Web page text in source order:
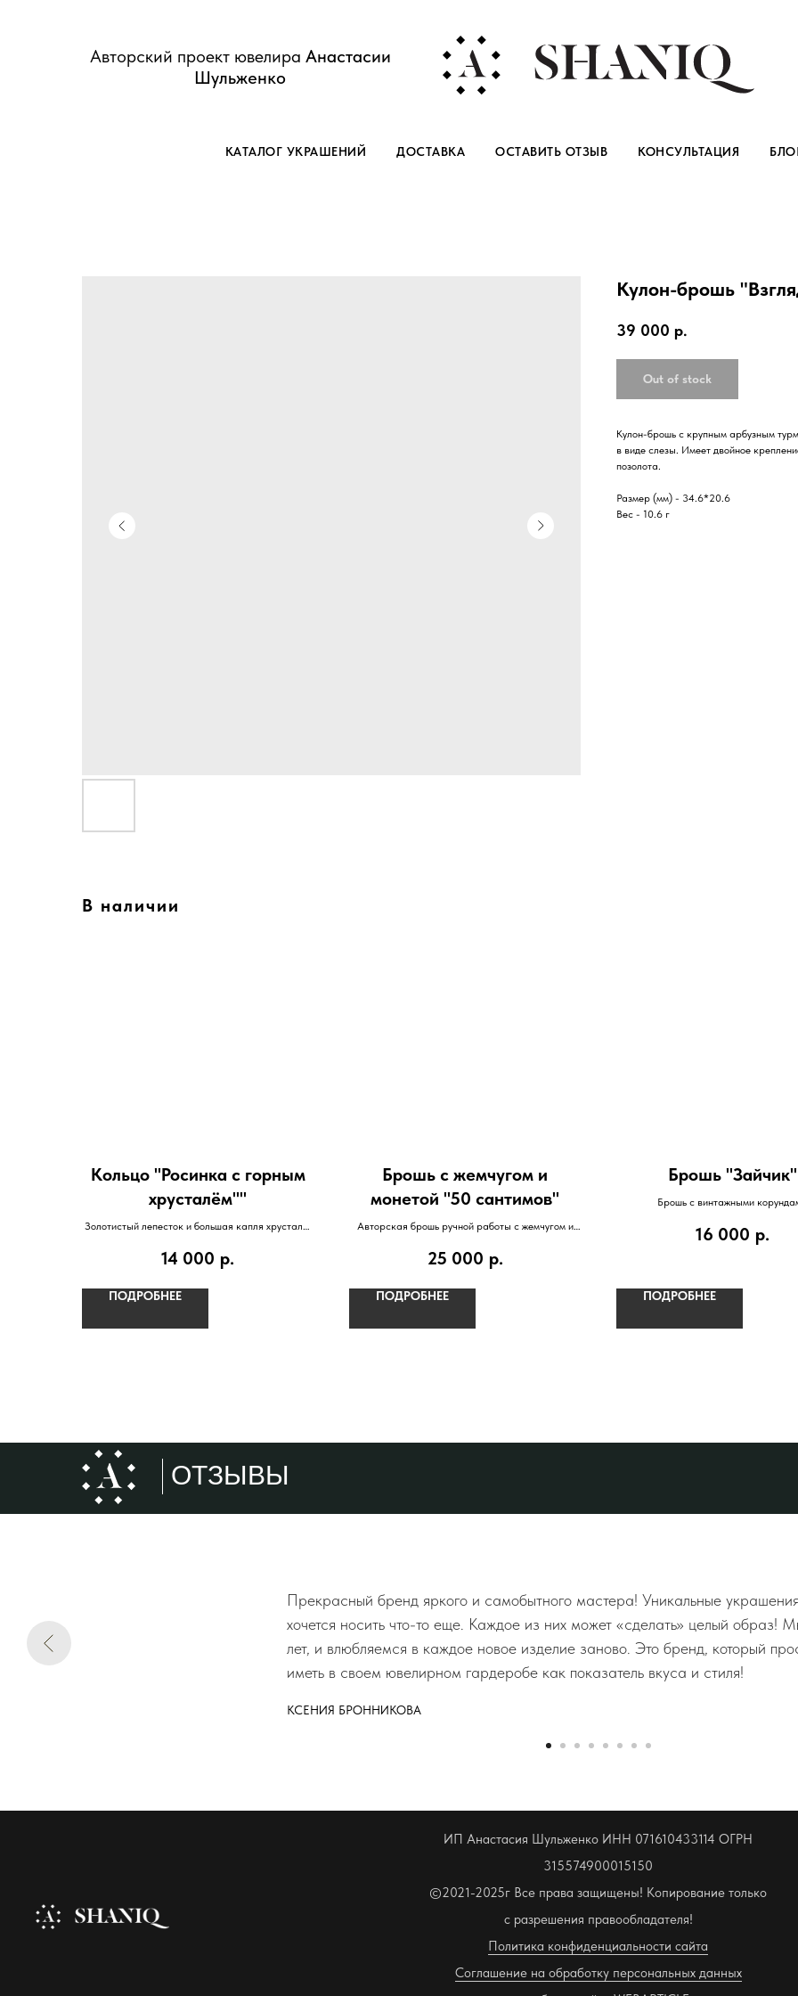
Авторский проект ювелира Анастасии
Шульженко
КАТАЛОГ УКРАШЕНИЙ ДОСТАВКА ОСТАВИТЬ ОТЗЫВ КОНСУЛЬТАЦИЯ
Кулон-брошь
39 000 р.
Out of stock
Кулон-брошь с крупным арбузным
в виде слезы. Имеет двойное
позолота.
Размер (мм) - 34.6*20.6
Вес - 10.6 г
В наличии
Кольцо "Росинка с горным
хрусталём""
Золотистый лепесток и большая капля хрусталя.
элегантность!
14 000 р.
ПОДРОБНЕЕ
Брошь с жемчугом и
монетой "50 сантимов"
Авторская брошь ручной работы с жемчугом и
25 000 р.
ПОДРОБНЕЕ
Брошь "Зайчик"
Брошь с винтажными
16 000 р.
ПОДРОБНЕЕ
ОТЗЫВЫ
Прекрасный бренд яркого и самобытного мастера! Уникальные
хочется носить что-то еще. Каждое из них может «сделать» целый образ!
лет, и влюбляемся в каждое новое изделие заново. Это бренд, который
иметь в своем ювелирном гардеробе как показатель вкуса и стиля!
КСЕНИЯ БРОННИКОВА
ИП Анастасия Шульженко ИНН 071610433114 ОГРН
315574900015150
©2021-2025г Все права защищены! Копирование только
с разрешения правообладателя!
Политика конфиденциальности сайта
Соглашение на обработку персональных данных